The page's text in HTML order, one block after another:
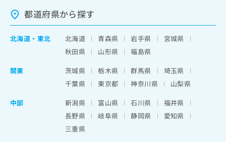
都道府県から探す
北海道 ・ 東北 北海道 青森県 岩手県
宮城県
秋田県
山形県
福島県
関東
茨城県 栃木県 群馬県
埼玉県
千葉県
東京都 神奈川県
山梨県
中部
新潟県 富山県 石川県
福井県
長野県
岐阜県 静岡県
愛知県
三重県